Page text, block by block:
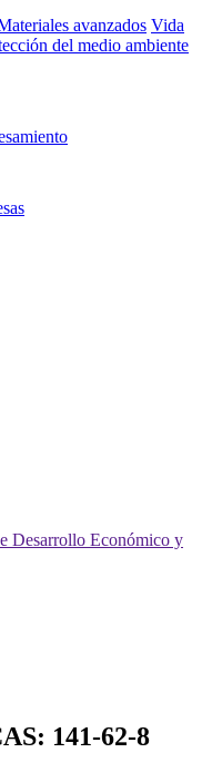
avanzados Vida
del medio ambiente
Desarrollo Económico y
141-62-8